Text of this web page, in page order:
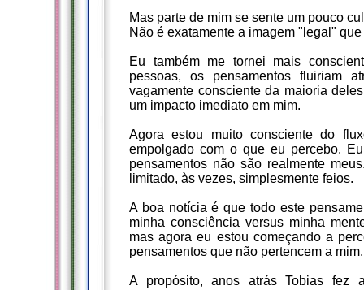
Mas parte de mim se sente um pouco
Não é exatamente a imagem "legal"
Eu também me tornei mais
pessoas, os pensamentos fluiriam
vagamente consciente da maioria
um impacto imediato em mim.
Agora estou muito consciente do
empolgado com o que eu percebo.
pensamentos não são realmente
limitado, às vezes, simplesmente feios.
A boa notícia é que todo este
minha consciência versus minha
mas agora eu estou começando a
pensamentos que não pertencem a mim.
A propósito, anos atrás Tobias fez